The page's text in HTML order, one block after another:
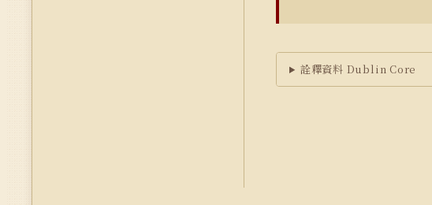
詮釋資料 Dublin Core